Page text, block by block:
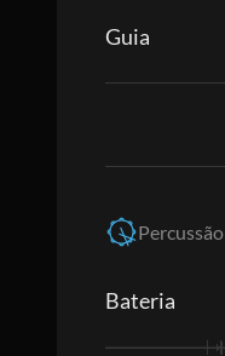
Guia
Percussão
Bateria